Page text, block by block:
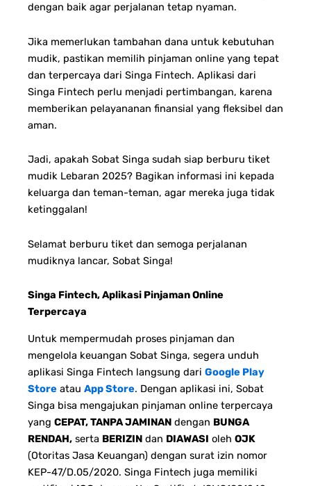
dengan baik agar perjalanan tetap nyaman.
Jika memerlukan tambahan dana untuk kebutuhan
mudik, pastikan memilih pinjaman online yang tepat
dan terpercaya dari Singa Fintech. Aplikasi dari
Singa Fintech perlu menjadi pertimbangan, karena
memberikan pelayananan finansial yang fleksibel dan
aman.
Jadi, apakah Sobat Singa sudah siap berburu tiket
mudik Lebaran 2025? Bagikan informasi ini kepada
keluarga dan teman-teman, agar mereka juga tidak
ketinggalan!
Selamat berburu tiket dan semoga perjalanan
mudiknya lancar, Sobat Singa!
Singa Fintech, Aplikasi Pinjaman Online
Terpercaya
Untuk mempermudah proses pinjaman dan
mengelola keuangan Sobat Singa, segera unduh
aplikasi Singa Fintech langsung dari Google Play
Store atau App Store. Dengan aplikasi ini, Sobat
Singa bisa mengajukan pinjaman online terpercaya
yang CEPAT, TANPA JAMINAN dengan BUNGA
RENDAH, serta BERIZIN dan DIAWASI oleh OJK
(Otoritas Jasa Keuangan) dengan surat izin nomor
KEP-47/D.05/2020. Singa Fintech juga memiliki